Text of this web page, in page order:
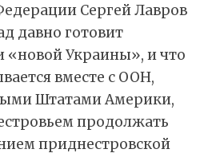
Сергей Лавров
давно готовит
Украины», и что
вместе с ООН,
Штатами Америки,
продолжать
приднестровской